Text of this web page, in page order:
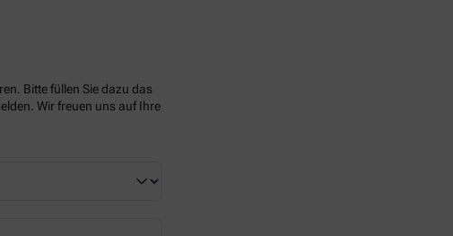
Bitte füllen Sie dazu das
Wir freuen uns auf Ihre